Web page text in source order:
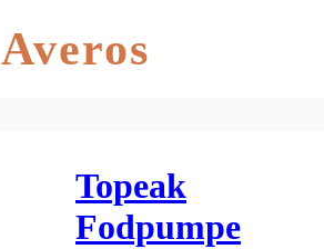
Averos
Topeak
Fodpumpe